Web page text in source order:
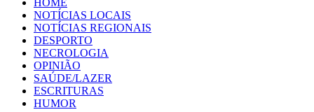
HOME
NOTÍCIAS LOCAIS
NOTÍCIAS REGIONAIS
DESPORTO
NECROLOGIA
OPINIÃO
SAÚDE/LAZER
ESCRITURAS
HUMOR